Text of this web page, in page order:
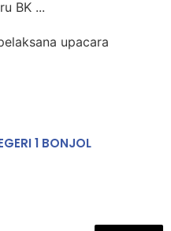
BK ...
upacara
1 BONJOL